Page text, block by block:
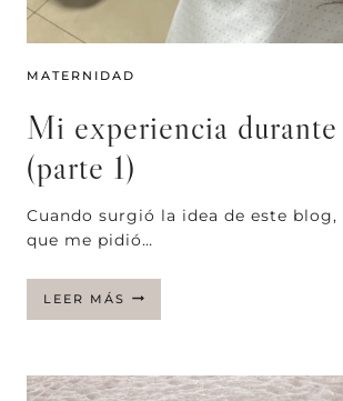
MATERNIDAD
Mi experiencia
(parte 1)
Cuando surgió la idea de este
que me pidió…
LEER MÁS MI
EXPERIENCIA
PARTO
(PARTE